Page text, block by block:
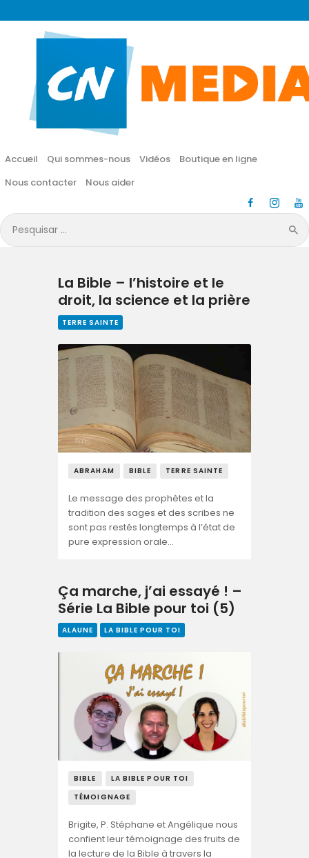
Accueil Qui sommes-nous Vidéos
Boutique en ligne
Nous contacter
Nous aider
Pesquisar
por:
CN MÉDIA
Une vie nouvelle en JESUS !
Accueil
Vidéos
Boutique en ligne
Nous aider
La Bible – l’histoire et le
droit, la science et la prière
TERRE SAINTE
ABRAHAM BIBLE TERRE SAINTE
Le message des prophètes et la
tradition des sages et des scribes ne
sont pas restés longtemps à l’état de
pure expression orale…
Ça marche, j’ai essayé ! –
Série La Bible pour toi (5)
ALAUNE LA BIBLE POUR TOI
BIBLE
LA BIBLE POUR TOI
TÉMOIGNAGE
Brigite, P. Stéphane et Angélique nous
confient leur témoignage des fruits de
la lecture de la Bible à travers la